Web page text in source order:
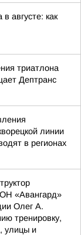
августе: как
триатлона
Дептранс
линии
в регионах
«Авангард»
Олег А.
тренировку,
улицы и